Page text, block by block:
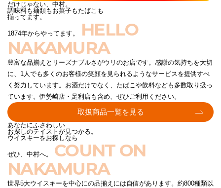
だけじゃない、中村。
調味料も麺類もお菓子もたばこも
揃ってます。
1874年からやってます。
HELLO
NAKAMURA
豊富な品揃えとリーズナブルさがウリのお店です。感謝の気持ちを大切
に、1人でも多くのお客様の笑顔を見られるようなサービスを提供すべ
く努力しています。お酒だけでなく、たばこや飲料なども多数取り扱っ
ています。伊勢崎店・足利店も含め、ぜひご利用ください。
取扱商品一覧を見る
あなたにふさわしい
お探しのテイストが見つかる。
ウイスキーをお探しなら
ぜひ、中村へ。 COUNT ON
NAKAMURA
世界5大ウイスキーを中心にの品揃えには自信があります。約800種類以